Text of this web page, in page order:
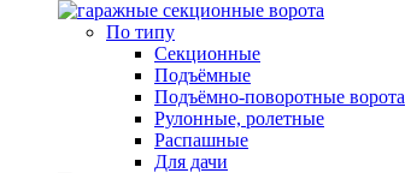
По типу
Секционные
Подъёмные
Подъёмно-поворотные ворота
Рулонные, ролетные
Распашные
Для дачи